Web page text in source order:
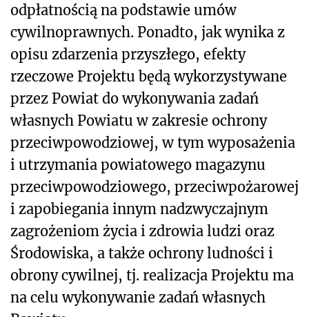
odpłatnością na podstawie umów
cywilnoprawnych. Ponadto, jak wynika z
opisu zdarzenia przyszłego, efekty
rzeczowe Projektu będą wykorzystywane
przez Powiat do wykonywania zadań
własnych Powiatu w zakresie ochrony
przeciwpowodziowej, w tym wyposażenia
i utrzymania powiatowego magazynu
przeciwpowodziowego, przeciwpożarowej
i zapobiegania innym nadzwyczajnym
zagrożeniom życia i zdrowia ludzi oraz
Środowiska, a także ochrony ludności i
obrony cywilnej, tj. realizacja Projektu ma
na celu wykonywanie zadań własnych